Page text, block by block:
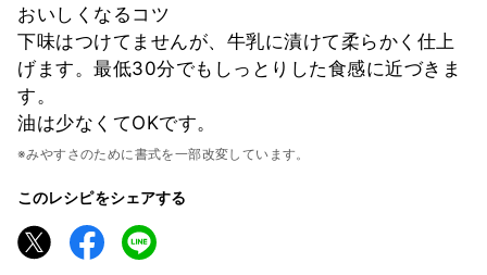
おいしくなるコツ
下味はつけてませんが、牛乳に漬けて柔らかく仕上
げます。最低30分でもしっとりした食感に近づきま
す。
油は少なくてOKです。
※みやすさのために書式を一部改変しています。
このレシピをシェアする